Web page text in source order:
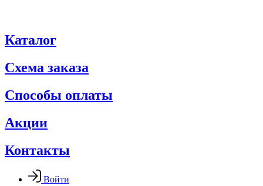
Каталог
Схема заказа
Способы оплаты
Акции
Контакты
Войти